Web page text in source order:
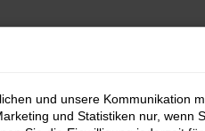
und unsere Kommunikation
und Statistiken nur, wenn